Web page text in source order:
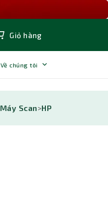
Giỏ hàng
Về chúng tôi
Máy Scan>HP